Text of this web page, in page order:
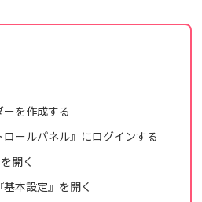
を作成する
ロールパネル』にログインする
開く
本設定』を開く